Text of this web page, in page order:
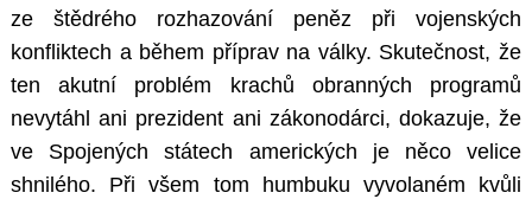
ze štědrého rozhazování peněz při vojenských
konfliktech a během příprav na války. Skutečnost, že
ten akutní problém krachů obranných programů
nevytáhl ani prezident ani zákonodárci, dokazuje, že
ve Spojených státech amerických je něco velice
shnilého. Při všem tom humbuku vyvolaném kvůli